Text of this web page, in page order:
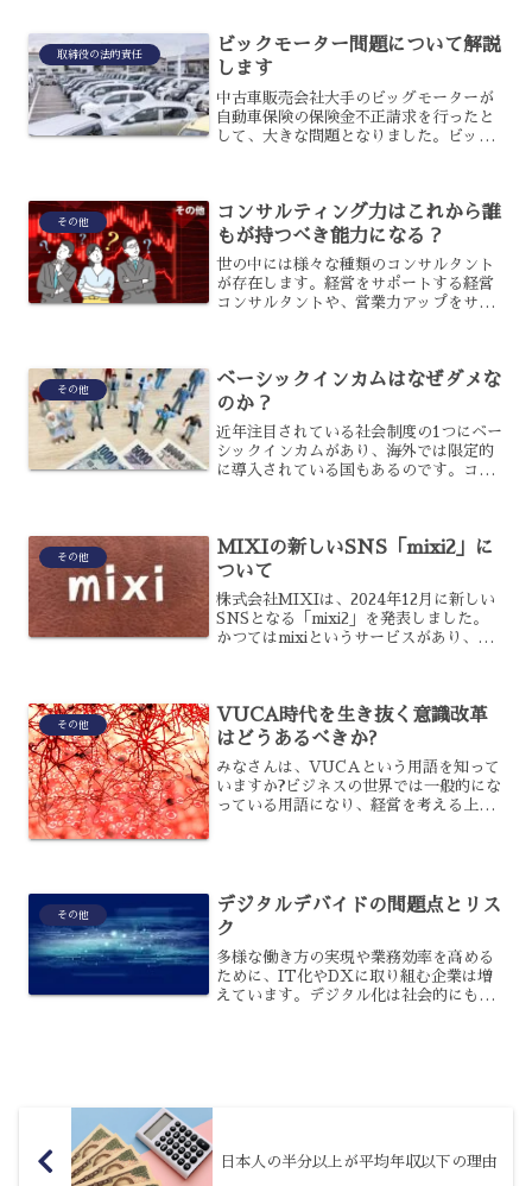
取締役の法的責任
ビックモーター問題について解説
します
中古車販売会社大手のビッグモーターが
自動車保険の保険金不正請求を行ったと
して、大きな問題となりました。ビッグ
のは一体どのような問題だ...
その他
コンサルティング力はこれから誰
もが持つべき能力になる？
世の中には様々な種類のコンサルタント
が存在します。経営をサポートする経営
コンサルタントや、営業力アップをサポ
コンサルティング力について...
その他
ベーシックインカムはなぜダメな
のか？
近年注目されている社会制度の1つにベー
シックインカムがあり、海外では限定的
に導入されている国もあるのです。コロ
カムはなぜ導入が難しい...
その他
MIXIの新しいSNS「mixi2」に
ついて
株式会社MIXIは、2024年12月に新しい
SNSとなる「mixi2」を発表しました。
かつてはmixiというサービスがあり、
その他
VUCA時代を生き抜く意識改革
はどうあるべきか?
みなさんは、VUCAという用語を知って
いますか?ビジネスの世界では一般的にな
っている用語になり、経営を考える上で
その他
デジタルデバイドの問題点とリス
ク
多様な働き方の実現や業務効率を高める
ために、IT化やDXに取り組む企業は増
えています。デジタル化は社会的にも推
日本人の半分以上が平均年収以下の理由